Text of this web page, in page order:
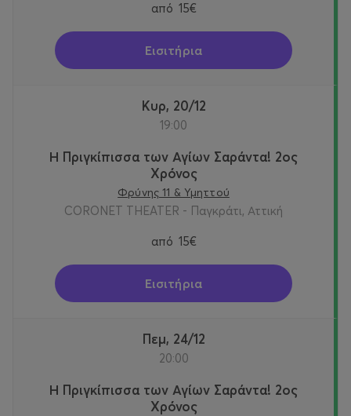
από 15€
Εισιτήρια
Κυρ, 20/12
19:00
Η Πριγκίπισσα των Αγίων Σαράντα! 2oς
Χρόνος
Φρύνης 11 & Υμηττού
CORONET THEATER - Παγκράτι, Αττική
από 15€
Εισιτήρια
Πεμ, 24/12
20:00
Η Πριγκίπισσα των Αγίων Σαράντα! 2oς
Χρόνος